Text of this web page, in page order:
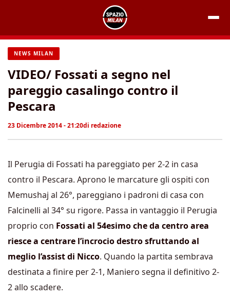
contenuto
NEWS MILAN
VIDEO/ Fossati a segno nel
pareggio casalingo contro il
Pescara
23 Dicembre 2014 - 21:20di redazione
Il Perugia di Fossati ha pareggiato per 2-2 in casa
contro il Pescara. Aprono le marcature gli ospiti con
Memushaj al 26°, pareggiano i padroni di casa con
Falcinelli al 34° su rigore. Passa in vantaggio il Perugia
proprio con Fossati al 54esimo che da centro area
riesce a centrare l’incrocio destro sfruttando al
meglio l’assist di Nicco. Quando la partita sembrava
destinata a finire per 2-1, Maniero segna il definitivo 2-
2 allo scadere.